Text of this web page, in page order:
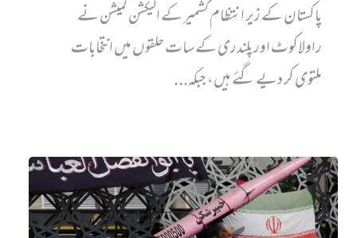
پاکستان کے زیر انتظام کشمیر کے الیکشن کمیشن نے
راولاکوٹ اور پلندری کے سات حلقوں میں انتخابات
ملتوی کر دیے گئے ہیں، جبکہ...